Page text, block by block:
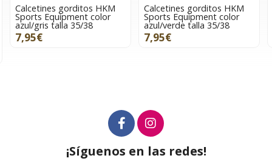
HKM
color
Calcetines gorditos HKM
Sports Equipment color
azul/verde talla 35/38
Calcetines gorditos
Sports Equipment
azul/verde talla 43/46
¡Síguenos en las redes!